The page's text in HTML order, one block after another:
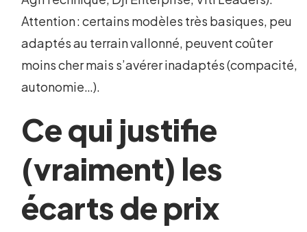
Attention : certains modèles très basiques, peu
adaptés au terrain vallonné, peuvent coûter
moins cher mais s’avérer inadaptés (compacité,
autonomie…).
Ce qui justifie
(vraiment) les
écarts de prix